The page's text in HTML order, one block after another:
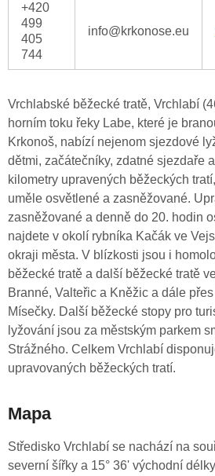
+420
499
405
744
info@krkonose.eu
Vrchlabské běžecké tratě, Vrchlabí
horním toku řeky Labe, které je
Krkonoš, nabízí nejenom sjezdové
dětmi, začátečníky, zdatné sjezdaře
kilometry upravených běžeckých
uměle osvětlené a zasněžované.
zasněžované a denně do 20. hodin
najdete v okolí rybníka Kačák ve
okraji města. V blízkosti jsou i
běžecké tratě a další běžecké tratě
Branné, Valteřic a Kněžic a dále
Mísečky. Další běžecké stopy pro
lyžování jsou za městským parkem
Strážného. Celkem Vrchlabí
upravovaných běžeckých tratí.
Mapa
Středisko Vrchlabí se nachází na
severní šířky a 15° 36' východní